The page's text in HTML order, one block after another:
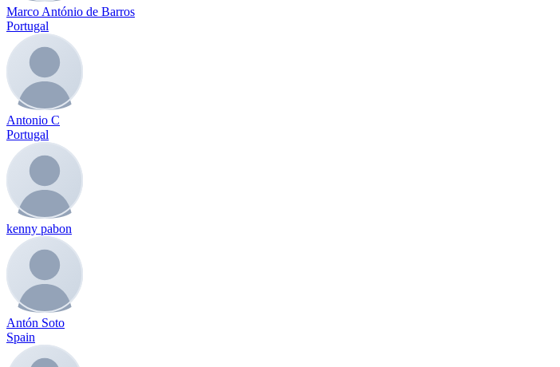
Marco António de Barros
Portugal
Antonio C
Portugal
kenny pabon
Antón Soto
Spain